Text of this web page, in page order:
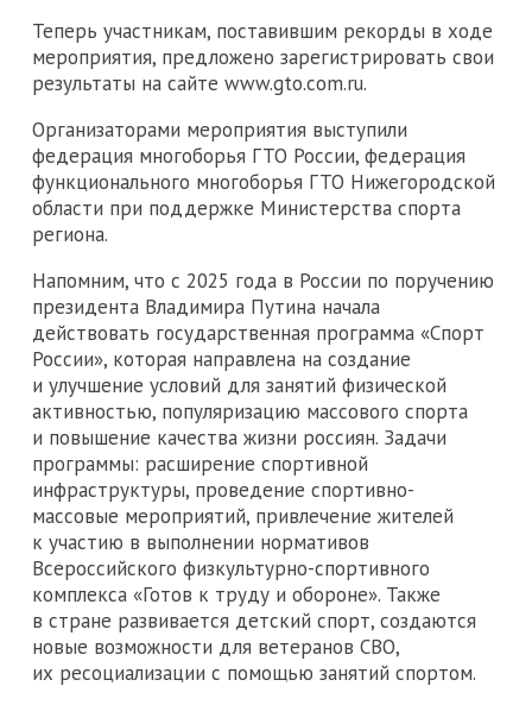
Теперь участникам, поставившим рекорды в ходе
мероприятия, предложено зарегистрировать свои
результаты на сайте www.gto.com.ru.
Организаторами мероприятия выступили
федерация многоборья ГТО России, федерация
функционального многоборья ГТО Нижегородской
области при поддержке Министерства спорта
региона.
Напомним, что с 2025 года в России по поручению
президента Владимира Путина начала
действовать государственная программа «Спорт
России», которая направлена на создание
и улучшение условий для занятий физической
активностью, популяризацию массового спорта
и повышение качества жизни россиян. Задачи
программы: расширение спортивной
инфраструктуры, проведение спортивно-
массовые мероприятий, привлечение жителей
к участию в выполнении нормативов
Всероссийского физкультурно-спортивного
комплекса «Готов к труду и обороне». Также
в стране развивается детский спорт, создаются
новые возможности для ветеранов СВО,
их ресоциализации с помощью занятий спортом.